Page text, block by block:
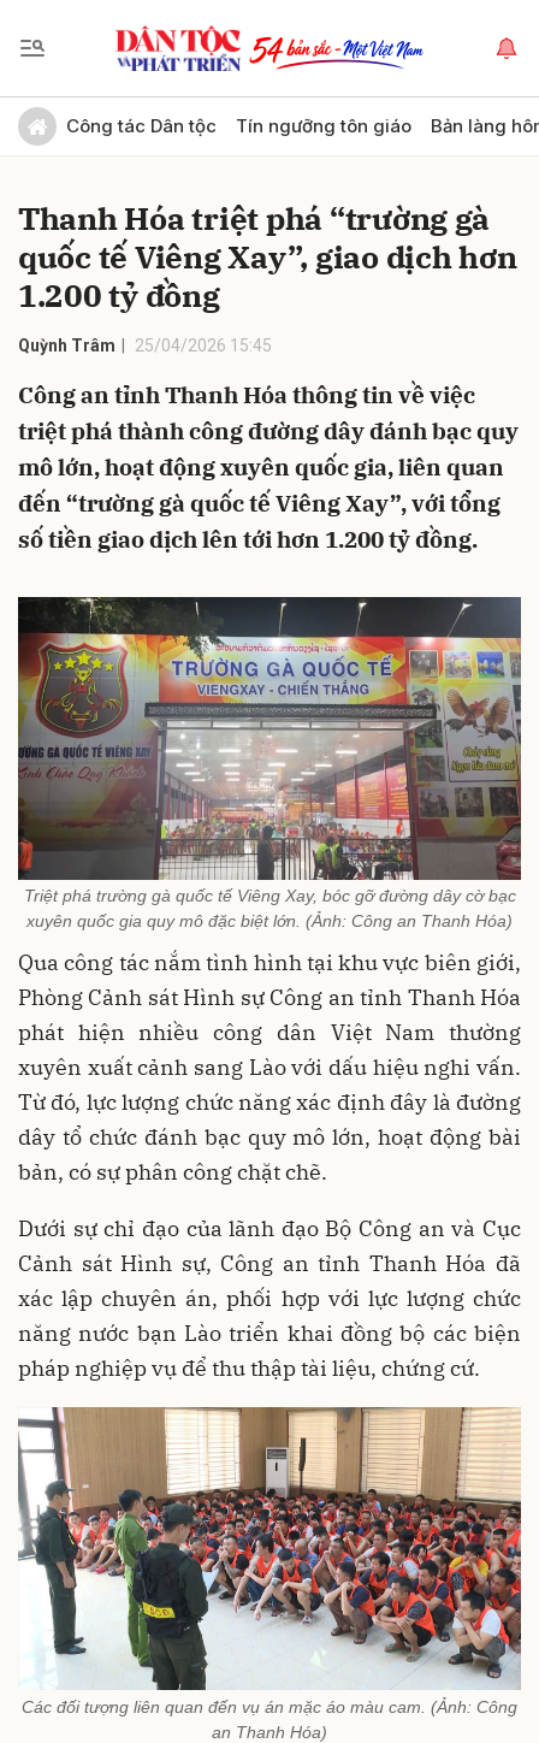
Công tác Dân tộc Tín ngưỡng tôn giáo Bản làng
Thanh Hóa triệt phá “trường gà
quốc tế Viêng Xay”, giao dịch hơn
1.200 tỷ đồng
Quỳnh Trâm 25/04/2026 15:45
Công an tỉnh Thanh Hóa thông tin về việc
triệt phá thành công đường dây đánh bạc quy
mô lớn, hoạt động xuyên quốc gia, liên quan
đến “trường gà quốc tế Viêng Xay”, với tổng
số tiền giao dịch lên tới hơn 1.200 tỷ đồng.
Triệt phá trường gà quốc tế Viêng Xay, bóc gỡ đường dây cờ bạc
xuyên quốc gia quy mô đặc biệt lớn. (Ảnh: Công an Thanh Hóa)
Qua công tác nắm tình hình tại khu vực biên giới,
Phòng Cảnh sát Hình sự Công an tỉnh Thanh Hóa
phát hiện nhiều công dân Việt Nam thường
xuyên xuất cảnh sang Lào với dấu hiệu nghi vấn.
Từ đó, lực lượng chức năng xác định đây là đường
dây tổ chức đánh bạc quy mô lớn, hoạt động bài
bản, có sự phân công chặt chẽ.
Dưới sự chỉ đạo của lãnh đạo Bộ Công an và Cục
Cảnh sát Hình sự, Công an tỉnh Thanh Hóa đã
xác lập chuyên án, phối hợp với lực lượng chức
năng nước bạn Lào triển khai đồng bộ các biện
pháp nghiệp vụ để thu thập tài liệu, chứng cứ.
Các đối tượng liên quan đến vụ án mặc áo màu cam. (Ảnh: Công
an Thanh Hóa)
Gửi bình luận